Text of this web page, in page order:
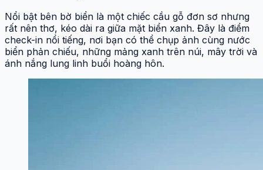
Nổi bật bên bờ biển là một chiếc cầu gỗ đơn sơ nhưng
rất nên thơ, kéo dài ra giữa mặt biển xanh. Đây là điểm
check-in nổi tiếng, nơi bạn có thể chụp ảnh cùng nước
biển phản chiếu, những mảng xanh trên núi, mây trời và
ánh nắng lung linh buổi hoàng hôn.